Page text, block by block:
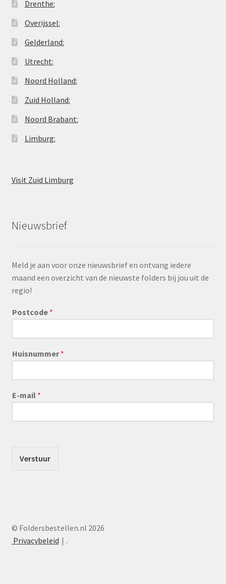
Drenthe:
Overijssel:
Gelderland:
Utrecht:
Noord Holland:
Zuid Holland:
Noord Brabant:
Limburg:
Visit Zuid Limburg
Nieuwsbrief
Meld je aan voor onze nieuwsbrief en ontvang iedere
maand een overzicht van de nieuwste folders bij jou uit de
regio!
Postcode *
Huisnummer*
E-mail *
Verstuur
© Foldersbestellen.nl 2026
Privacybeleid
.